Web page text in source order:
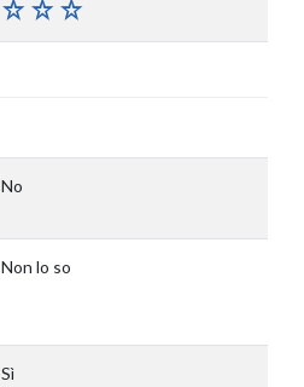
No
Non lo so
Sì